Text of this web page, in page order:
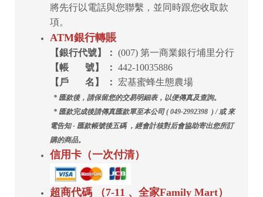
將先行以電話與您聯繫，並同時跟您收取款
項。
ATM銀行轉賬
【銀行代號】： (007) 第一商業銀行埔里分行
【帳 號】 ： 442-10035886
【戶 名】 ： 宏基蜜蜂生態農場
* 匯款後，請保留您的交易明細表，以便傳真及查詢。
* 匯款完成後請傳真匯款單至本公司 ( 049-2992398 ) /或 來
電告知 - 匯款帳號後五碼 ， 經會計核對后會協助寄出您所訂
購的商品。
信用卡（一次付清）
超商代碼 （7-11 、全家Family Mart）